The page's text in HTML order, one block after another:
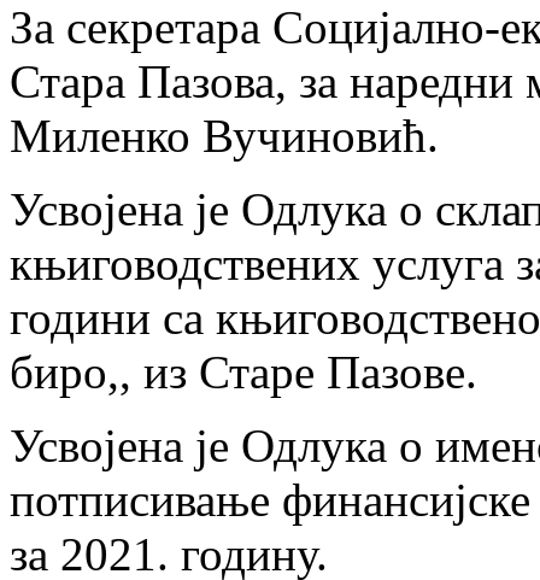
За секретара Социјално-
Стара Пазова, за наредни
Миленко Вучиновић.
Усвојена је Одлука о
књиговодствених услуга
години са
биро,, из Старе Пазове.
Усвојена је Одлука о
потписивање
за 2021. годину.